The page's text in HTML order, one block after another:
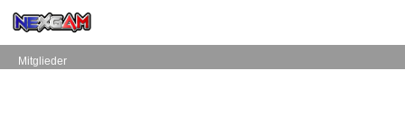
Mitglieder